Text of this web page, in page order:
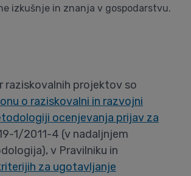
izkušnje in znanja v gospodarstvu.
raziskovalnih projektov so
o raziskovalni in razvojni
ocenjevanja prijav za
1/2011-4 (v nadaljnjem
v Pravilniku in
za ugotavljanje